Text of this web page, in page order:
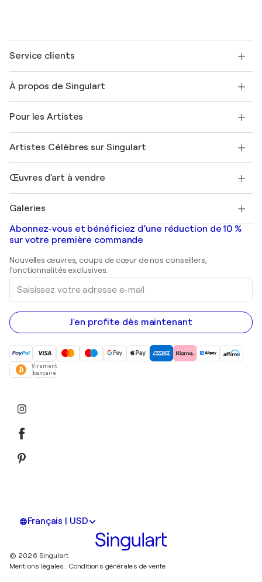
Service clients
Expédition
Offrir une carte cadeau
Rejoignez notre programme commercial
Mon compte
+33 1 76 44 06 42
À propos de Singulart
FAQ
Magazine Singulart
Emplois
Découvrez une sélection d'art original
Pour les Artistes
Se connecter en tant qu'Artiste
Artistes Célèbres sur Singulart
Marc Chagall
Banksy
Mr. Brainwash
Shepard Fairey
Œuvres d'art à vendre
Tableaux abstraits à vendre
Peintures de paysage
Estampes
Peintures acryliques
Galeries
Galeries d'art en France
Galeries d'art en Belgique
Abonnez-vous et bénéficiez d’une réduction de 10 %
sur votre première commande
Nouvelles œuvres, coups de cœur de nos conseillers,
fonctionnalités exclusives.
Saisissez
votre
adresse
e-
mail
J'en profite dès maintenant
Virement
bancaire
Français | USD
© 2026 Singulart
Mentions légales. Conditions générales de vente